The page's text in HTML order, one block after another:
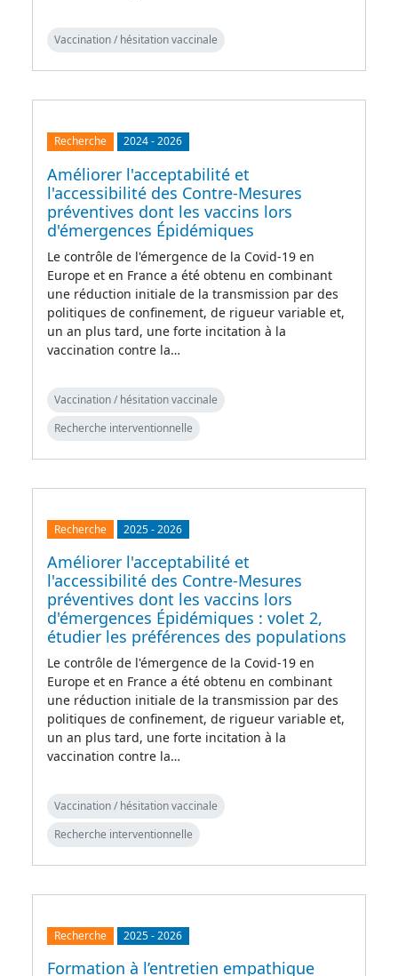
Vaccination / hésitation vaccinale
Recherche 2024-2026
Améliorer l'acceptabilité et
l'accessibilité des Contre-Mesures
préventives dont les vaccins lors
d'émergences Épidémiques
Le contrôle de l'émergence de la Covid-19 en
Europe et en France a été obtenu en combinant
une réduction initiale de la transmission par des
politiques de confinement, de rigueur variable et,
un an plus tard, une forte incitation à la
vaccination contre la…
Vaccination / hésitation vaccinale
Recherche interventionnelle
Recherche 2025-2026
Améliorer l'acceptabilité et
l'accessibilité des Contre-Mesures
préventives dont les vaccins lors
d'émergences Épidémiques : volet 2,
étudier les préférences des populations
Le contrôle de l'émergence de la Covid-19 en
Europe et en France a été obtenu en combinant
une réduction initiale de la transmission par des
politiques de confinement, de rigueur variable et,
un an plus tard, une forte incitation à la
vaccination contre la…
Vaccination / hésitation vaccinale
Recherche interventionnelle
Recherche 2025-2026
Formation à l’entretien empathique